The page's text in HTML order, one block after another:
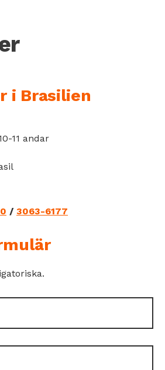
i Brasilien
11 andar
/ 3063-6177